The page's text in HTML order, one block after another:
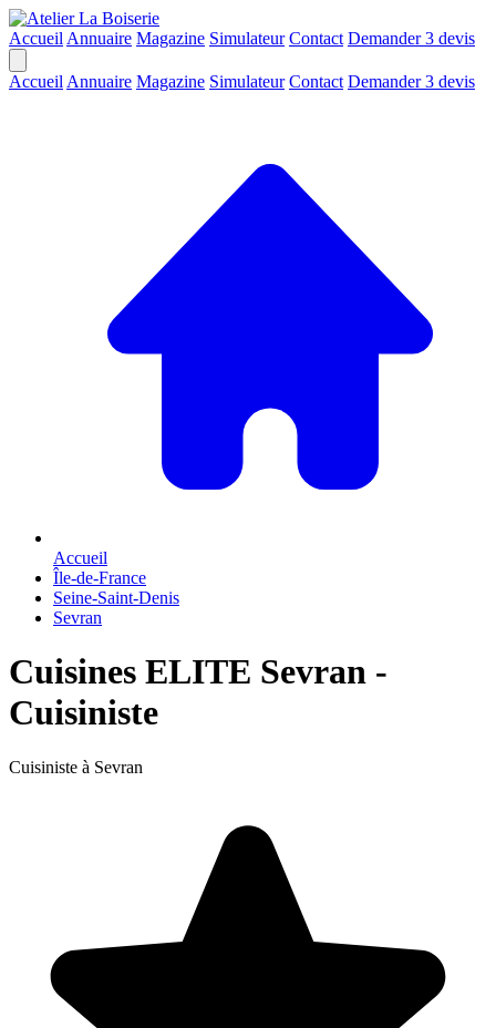
Accueil Annuaire Magazine Simulateur Contact Demander 3 devis
Accueil Annuaire Magazine Simulateur Contact Demander 3 devis
Accueil
Île-de-France
Seine-Saint-Denis
Sevran
Cuisines ELITE Sevran -
Cuisiniste
Cuisiniste à Sevran